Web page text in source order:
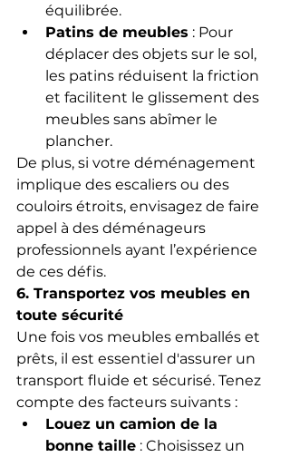
équilibrée.
Patins de meubles : Pour
déplacer des objets sur le sol,
les patins réduisent la friction
et facilitent le glissement des
meubles sans abîmer le
plancher.
De plus, si votre déménagement
implique des escaliers ou des
couloirs étroits, envisagez de faire
appel à des déménageurs
professionnels ayant l’expérience
de ces défis.
6. Transportez vos meubles en
toute sécurité
Une fois vos meubles emballés et
prêts, il est essentiel d'assurer un
transport fluide et sécurisé. Tenez
compte des facteurs suivants :
Louez un camion de la
bonne taille : Choisissez un